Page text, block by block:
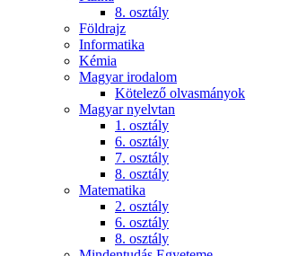
8. osztály
Földrajz
Informatika
Kémia
Magyar irodalom
Kötelező olvasmányok
Magyar nyelvtan
1. osztály
6. osztály
7. osztály
8. osztály
Matematika
2. osztály
6. osztály
8. osztály